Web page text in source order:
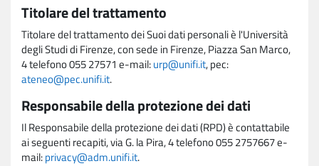
Titolare del trattamento
Titolare del trattamento dei Suoi dati personali è l'Università
degli Studi di Firenze, con sede in Firenze, Piazza San Marco,
4 telefono 055 27571 e-mail:urp@unifi.it, pec:
ateneo@pec.unifi.it.
Responsabile della protezione dei dati
Il Responsabile della protezione dei dati (RPD) è contattabile
ai seguenti recapiti, via G. la Pira, 4 telefono 055 2757667 e-
mail:privacy@adm.unifi.it.